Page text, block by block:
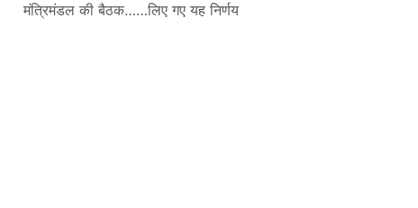
मंत्रिमंडल की बैठक……लिए गए यह निर्णय